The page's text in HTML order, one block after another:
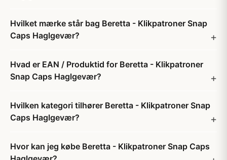
Hvilket mærke står bag Beretta - Klikpatroner Snap
Caps Haglgevær?
Hvad er EAN / Produktid for Beretta - Klikpatroner
Snap Caps Haglgevær?
Hvilken kategori tilhører Beretta - Klikpatroner Snap
Caps Haglgevær?
Hvor kan jeg købe Beretta - Klikpatroner Snap Caps